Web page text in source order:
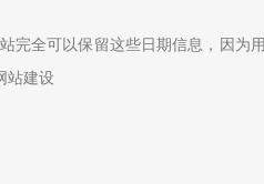
全可以保留这些日期信息，因为
站建设